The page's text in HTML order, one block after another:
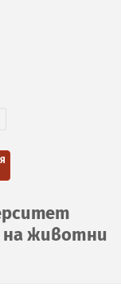
животни